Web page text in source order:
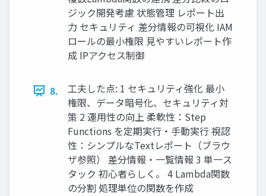
ジック開発考慮 状態管理 レポート出
⼒ セキュリティ 差分情報の可視化 IAM
ロールの最⼩権限 ⾒やすいレポート作
成 IPアクセス制御
8.
⼯夫した点: 1 セキュリティ強化 最⼩
権限、データ暗号化、セキュリティ対
策 2 運⽤性の向上 柔軟性：Step
Functions を定期実⾏‧⼿動実⾏ 視認
性：シンプルなTextレポート（ブラウ
ザ参照） 差分情報‧⼀覧情報 3 単⼀ス
タック 初⼼者らしく。 4 Lambda関数
の分割 処理単位の関数を作成